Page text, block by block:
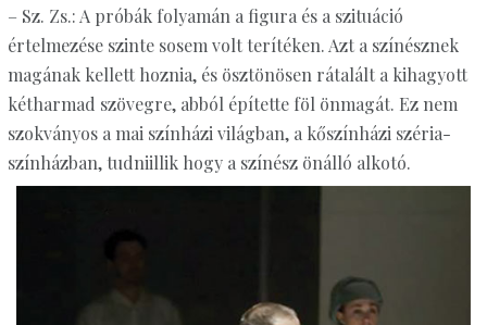
– Sz. Zs.: A próbák folyamán a figura és a szituáció
értelmezése szinte sosem volt terítéken. Azt a színésznek
magának kellett hoznia, és ösztönösen rátalált a kihagyott
kétharmad szövegre, abból építette föl önmagát. Ez nem
szokványos a mai színházi világban, a kőszínházi széria-
színházban, tudniillik hogy a színész önálló alkotó.